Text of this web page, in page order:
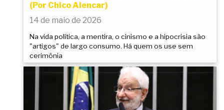
(Por Chico Alencar)
14 de maio de 2026
Na vida política, a mentira, o cinismo e a hipocrisia são
"artigos" de largo consumo. Há quem os use sem
cerimônia